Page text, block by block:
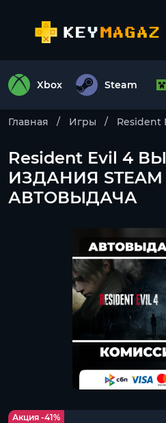
Xbox Steam
Главная Игры Resident
Resident Evil 4
ИЗДАНИЯ
АВТОВЫДАЧА
Акция -41%